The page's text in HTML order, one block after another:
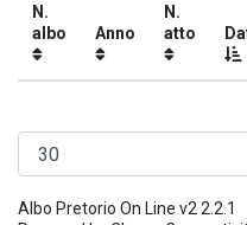
N.
albo
Anno
N.
atto
Albo Pretorio On Line v2 2.2.1